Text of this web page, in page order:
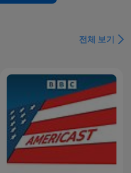
전체 보기